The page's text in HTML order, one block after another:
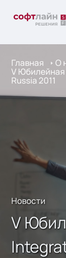
Главная О
V
Russia 2011
Новости
V